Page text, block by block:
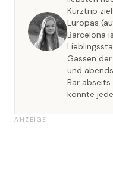
Kurztrip
Europas
Barcelona
Gassen
und
Bar
könnte
ANZEIGE